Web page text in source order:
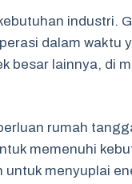
industri.
dalam waktu
besar lainnya, di
rumah
memenuhi
menyuplai